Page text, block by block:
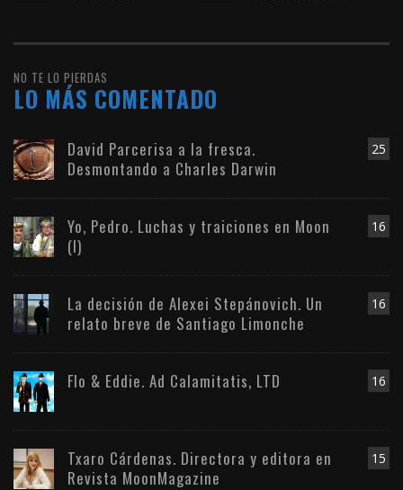
NO TE LO PIERDAS
LO MÁS COMENTADO
25
David Parcerisa a la fresca.
Desmontando a Charles Darwin
16
Yo, Pedro. Luchas y traiciones en Moon
(I)
16
La decisión de Alexei Stepánovich. Un
relato breve de Santiago Limonche
16
Flo & Eddie. Ad Calamitatis, LTD
15
Txaro Cárdenas. Directora y editora en
Revista MoonMagazine